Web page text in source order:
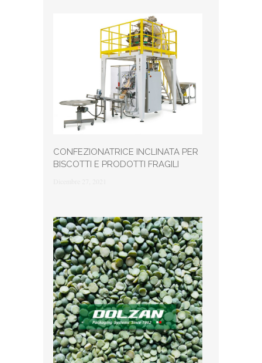
CONFEZIONATRICE INCLINATA PER
BISCOTTI E PRODOTTI FRAGILI